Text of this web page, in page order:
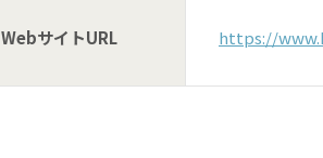
WebサイトURL https://